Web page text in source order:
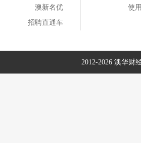
澳新名优
招聘直通车
使
2012-2026 澳华财